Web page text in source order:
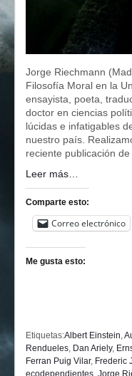
Jorge Riechmann
Filosofía Moral en la
ensayista, poeta,
doctor en ciencias
lúcidas e infatigables
nuestro país.
reciente publicación
Leer más…
Comparte esto:
Correo electrónico
Me gusta esto:
Etiquetas:Albert Einstein,
Rendueles, Dan Ariely,
Ferran Puig Vilar, Frederic
ecodependientes, Jorge